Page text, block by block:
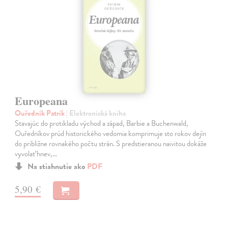
Europeana
Ouředník Patrik| Elektronická kniha
Stavajúc do protikladu východ a západ, Barbie a Buchenwald,
Ouředníkov prúd historického vedomia komprimuje sto rokov dejín
do približne rovnakého počtu strán. S predstieranou naivitou dokáže
vyvolať hnev,…
Na stiahnutie ako PDF
5,90 €